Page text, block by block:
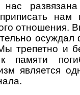
отношения.
трепетно и
памяти
является